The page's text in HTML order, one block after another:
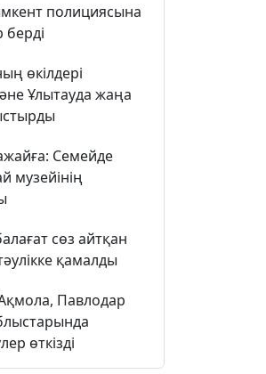
полициясына
өкілдері
Ұлытауда жаңа
Семейде
музейінің
сөз айтқан
қамалды
Павлодар
өткізді